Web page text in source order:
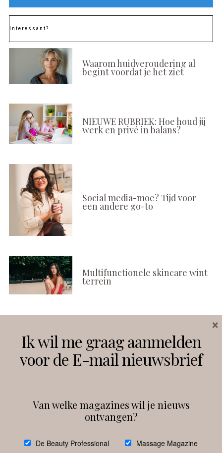
Interessant?
Waarom huidveroudering al
begint voordat je het ziet
NIEUWE RUBRIEK: Hoe houd jij
werk en privé in balans?
Social media-moe? Tijd voor
een andere go-to
Multifunctionele skincare wint
terrein
Instagram Facebook
debeautyprofessional
Ik wil me graag aanmelden
voor de E-mail nieuwsbrief
Van welke magazines wil je nieuws
ontvangen?
De Beauty Professional Massage Magazine
×